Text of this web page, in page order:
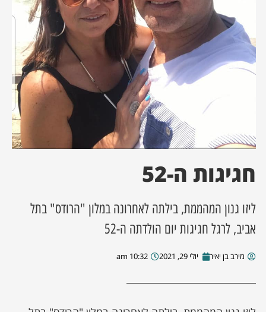
מסע מלחמה
השבוע
חגיגות ה-52
ליזו גנון המהממת, בילתה לאחרונה במלון "הרודס" בתל
אביב, לרגל חגיגות יום הולדתה ה-52
מירב בן יאיר יולי 29, 2021 10:32 am